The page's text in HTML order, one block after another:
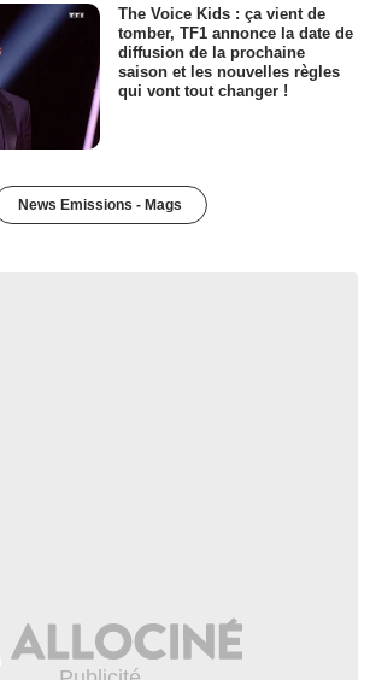
The Voice Kids : ça vient de
tomber, TF1 annonce la date de
diffusion de la prochaine
saison et les nouvelles règles
qui vont tout changer !
News Emissions - Mags